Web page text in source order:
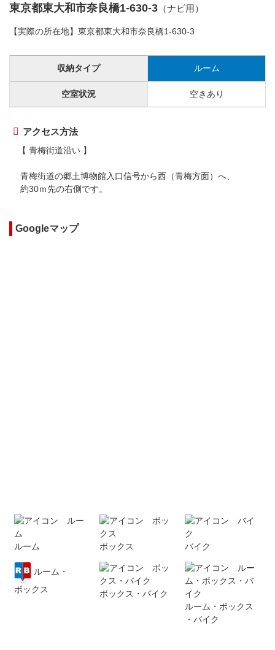
東京都東大和市奈良橋1-630-3 （ナビ用）
【実際の所在地】東京都東大和市奈良橋1-630-3
収納タイプ ルーム
空室状況 空きあり
アクセス方法
【 青梅街道沿い 】
青梅街道の郷土博物館入口信号から西（青梅方面）へ、
約30ｍ先の右側です。
Googleマップ
ルーム ボックス バイク
ルーム ・
ボックス
ボックス ・ バイク
ルーム ・ ボックス
・バイク